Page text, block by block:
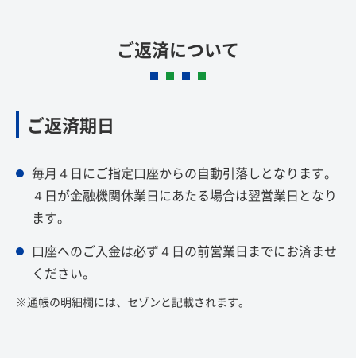
ご返済について
ご返済期日
毎月４日にご指定口座からの自動引落しとなります。
４日が金融機関休業日にあたる場合は翌営業日となり
ます。
口座へのご入金は必ず４日の前営業日までにお済ませ
ください。
※通帳の明細欄には、セゾンと記載されます。